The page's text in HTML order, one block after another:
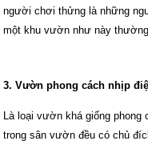
người chơi thửng là những
một khu vườn như này
3. Vườn phong cách nhịp
Là loại vườn khá giống
trong sân vườn đều có chủ